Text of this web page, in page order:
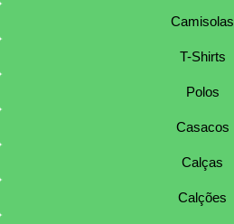
Camisolas
T-Shirts
Polos
Casacos
Calças
Calções